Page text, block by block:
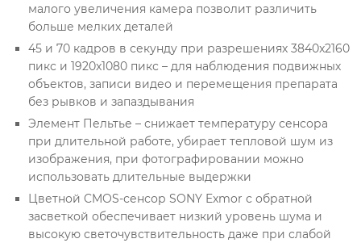
малого увеличения камера позволит различить
больше мелких деталей
45 и 70 кадров в секунду при разрешениях 3840x2160
пикс и 1920x1080 пикс – для наблюдения подвижных
объектов, записи видео и перемещения препарата
без рывков и запаздывания
Элемент Пельтье – снижает температуру сенсора
при длительной работе, убирает тепловой шум из
изображения, при фотографировании можно
использовать длительные выдержки
Цветной CMOS-сенсор SONY Exmor с обратной
засветкой обеспечивает низкий уровень шума и
высокую светочувствительность даже при слабой